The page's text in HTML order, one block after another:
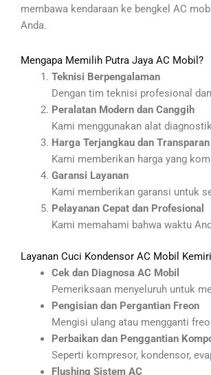
membawa kendaraan ke bengkel AC
Anda.
Mengapa Memilih Putra Jaya AC Mobil?
Teknisi Berpengalaman
Dengan tim teknisi profesional
Peralatan Modern dan Canggih
Kami menggunakan alat
Harga Terjangkau dan Transparan
Kami memberikan harga yang
Garansi Layanan
Kami memberikan garansi untuk
Pelayanan Cepat dan Profesional
Kami memahami bahwa waktu
Layanan Cuci Kondensor AC Mobil
Cek dan Diagnosa AC Mobil
Pemeriksaan menyeluruh untuk
Pengisian dan Pergantian Freon
Mengisi ulang atau mengganti
Perbaikan dan Penggantian
Seperti kompresor, kondensor,
Flushing Sistem AC